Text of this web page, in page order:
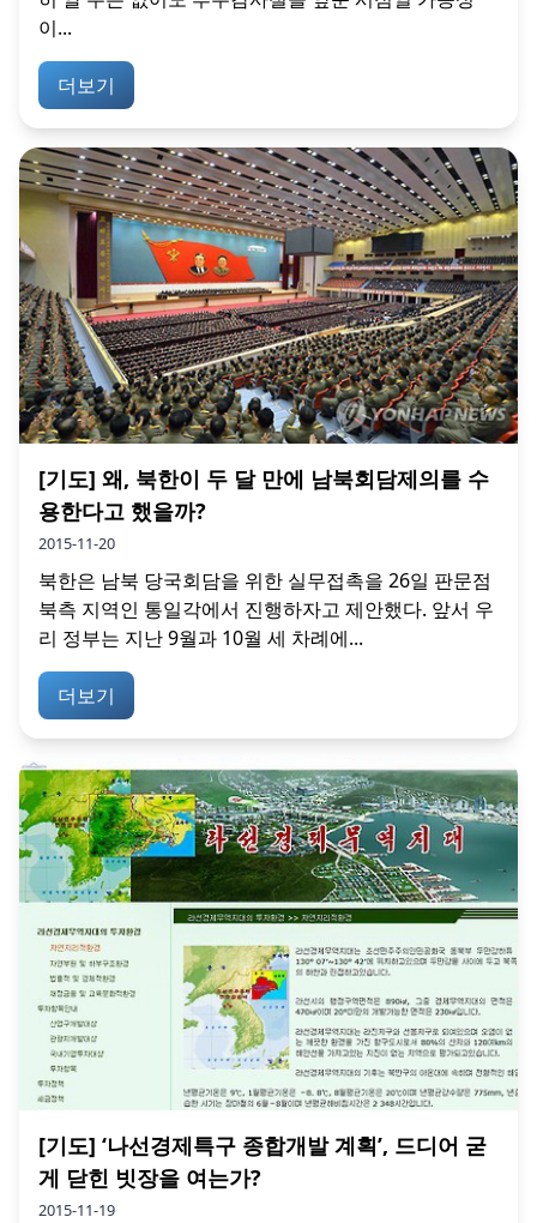
이...
더보기
[기도] 왜, 북한이 두 달 만에 남북회담제의를 수
용한다고 했을까?
2015-11-20
북한은 남북 당국회담을 위한 실무접촉을 26일 판문점
북측 지역인 통일각에서 진행하자고 제안했다. 앞서 우
리 정부는 지난 9월과 10월 세 차례에...
더보기
[기도] ‘나선경제특구 종합개발 계획’, 드디어 굳
게 닫힌 빗장을 여는가?
2015-11-19